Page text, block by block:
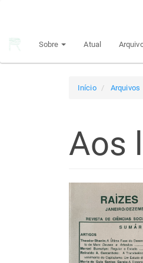
principal
Sobre Atual
Início Arquivos
Aos
Barra
lateral
de